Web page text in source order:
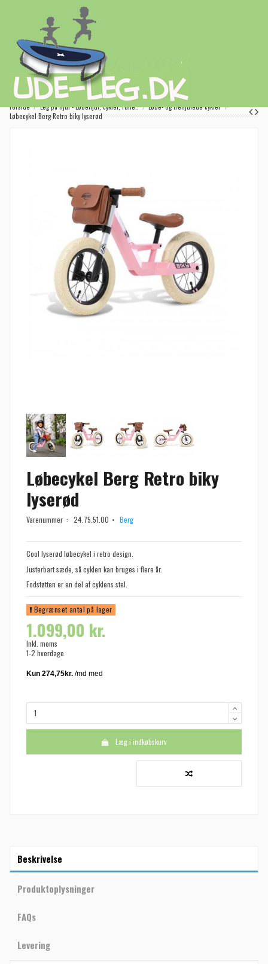
Forside Leg på hjul - Løbehjul, cykler, rulle..
Løbe- og trehjulede cykler
Løbecykel Berg Retro biky lyserød
Løbecykel Berg Retro biky
lyserød
Varenummer : 24.75.51.00 Berg
Cool lyserød løbecykel i retro design.
Justerbart sæde, så cyklen kan bruges i flere år.
Fodstøtten er en del af cyklens stel.
Begrænset antal på lager
1.099,00 kr.
Inkl. moms
1-2 hverdage
Læg i indkøbskurv
Beskrivelse
Produktoplysninger
FAQs
Levering